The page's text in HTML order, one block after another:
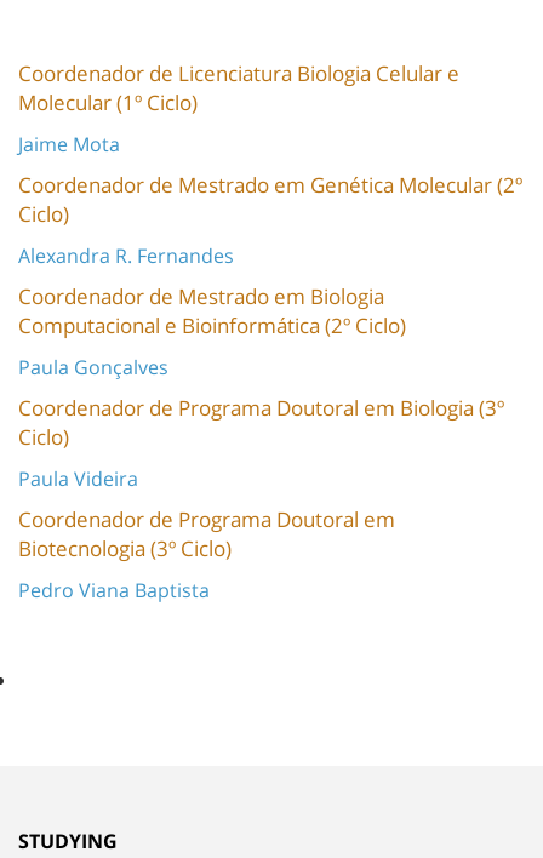
Coordenador de Licenciatura Biologia Celular e
Molecular (1º Ciclo)
Jaime Mota
Coordenador de Mestrado em Genética Molecular (2º
Ciclo)
Alexandra R. Fernandes
Coordenador de Mestrado em Biologia
Computacional e Bioinformática (2º Ciclo)
Paula Gonçalves
Coordenador de Programa Doutoral em Biologia (3º
Ciclo)
Paula Videira
Coordenador de Programa Doutoral em
Biotecnologia (3º Ciclo)
Pedro Viana Baptista
STUDYING